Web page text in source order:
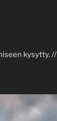
kysytty. //